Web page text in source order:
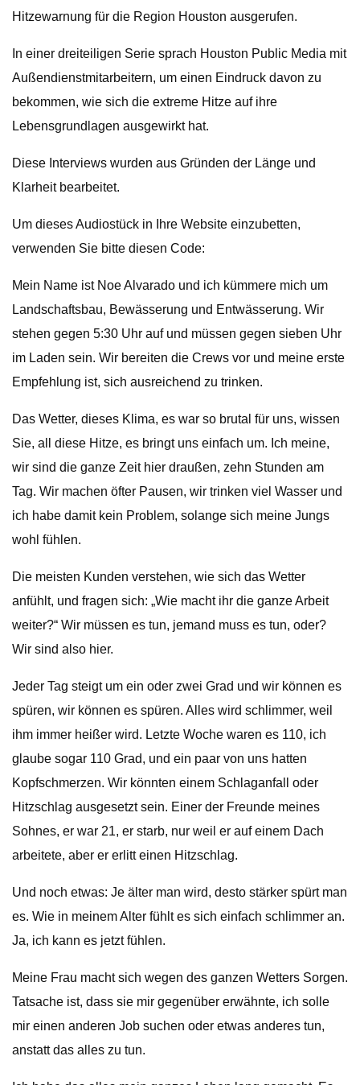
Hitzewarnung für die Region Houston ausgerufen.
In einer dreiteiligen Serie sprach Houston Public Media mit
Außendienstmitarbeitern, um einen Eindruck davon zu
bekommen, wie sich die extreme Hitze auf ihre
Lebensgrundlagen ausgewirkt hat.
Diese Interviews wurden aus Gründen der Länge und
Klarheit bearbeitet.
Um dieses Audiostück in Ihre Website einzubetten,
verwenden Sie bitte diesen Code:
Mein Name ist Noe Alvarado und ich kümmere mich um
Landschaftsbau, Bewässerung und Entwässerung. Wir
stehen gegen 5:30 Uhr auf und müssen gegen sieben Uhr
im Laden sein. Wir bereiten die Crews vor und meine erste
Empfehlung ist, sich ausreichend zu trinken.
Das Wetter, dieses Klima, es war so brutal für uns, wissen
Sie, all diese Hitze, es bringt uns einfach um. Ich meine,
wir sind die ganze Zeit hier draußen, zehn Stunden am
Tag. Wir machen öfter Pausen, wir trinken viel Wasser und
ich habe damit kein Problem, solange sich meine Jungs
wohl fühlen.
Die meisten Kunden verstehen, wie sich das Wetter
anfühlt, und fragen sich: „Wie macht ihr die ganze Arbeit
weiter?“ Wir müssen es tun, jemand muss es tun, oder?
Wir sind also hier.
Jeder Tag steigt um ein oder zwei Grad und wir können es
spüren, wir können es spüren. Alles wird schlimmer, weil
ihm immer heißer wird. Letzte Woche waren es 110, ich
glaube sogar 110 Grad, und ein paar von uns hatten
Kopfschmerzen. Wir könnten einem Schlaganfall oder
Hitzschlag ausgesetzt sein. Einer der Freunde meines
Sohnes, er war 21, er starb, nur weil er auf einem Dach
arbeitete, aber er erlitt einen Hitzschlag.
Und noch etwas: Je älter man wird, desto stärker spürt man
es. Wie in meinem Alter fühlt es sich einfach schlimmer an.
Ja, ich kann es jetzt fühlen.
Meine Frau macht sich wegen des ganzen Wetters Sorgen.
Tatsache ist, dass sie mir gegenüber erwähnte, ich solle
mir einen anderen Job suchen oder etwas anderes tun,
anstatt das alles zu tun.